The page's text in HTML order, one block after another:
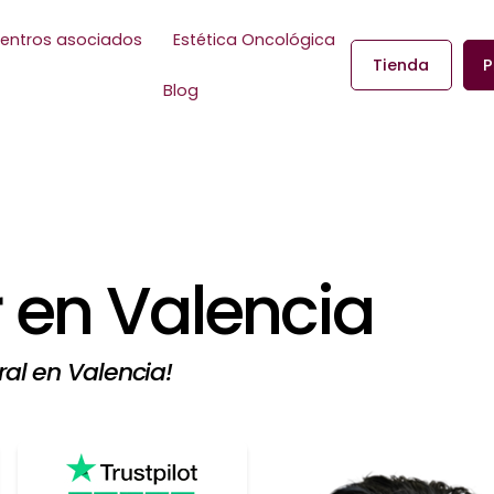
asociados Estética Oncológica
Blog
Tienda
Valencia
en Valencia!